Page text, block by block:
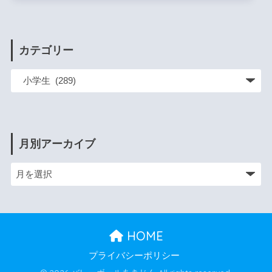
カテゴリー
月別アーカイブ
HOME
プライバシーポリシー